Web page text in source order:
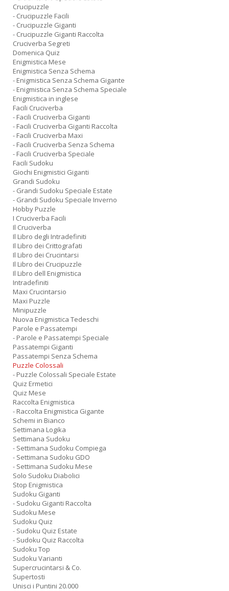
Crucipuzzle
- Crucipuzzle Facili
- Crucipuzzle Giganti
- Crucipuzzle Giganti Raccolta
Cruciverba Segreti
Domenica Quiz
Enigmistica Mese
Enigmistica Senza Schema
- Enigmistica Senza Schema Gigante
- Enigmistica Senza Schema Speciale
Enigmistica in inglese
Facili Cruciverba
- Facili Cruciverba Giganti
- Facili Cruciverba Giganti Raccolta
- Facili Cruciverba Maxi
- Facili Cruciverba Senza Schema
- Facili Cruciverba Speciale
Facili Sudoku
Giochi Enigmistici Giganti
Grandi Sudoku
- Grandi Sudoku Speciale Estate
- Grandi Sudoku Speciale Inverno
Hobby Puzzle
I Cruciverba Facili
Il Cruciverba
Il Libro degli Intradefiniti
Il Libro dei Crittografati
Il Libro dei Crucintarsi
Il Libro dei Crucipuzzle
Il Libro dell Enigmistica
Intradefiniti
Maxi Crucintarsio
Maxi Puzzle
Minipuzzle
Nuova Enigmistica Tedeschi
Parole e Passatempi
- Parole e Passatempi Speciale
Passatempi Giganti
Passatempi Senza Schema
Puzzle Colossali
- Puzzle Colossali Speciale Estate
Quiz Ermetici
Quiz Mese
Raccolta Enigmistica
- Raccolta Enigmistica Gigante
Schemi in Bianco
Settimana Logika
Settimana Sudoku
- Settimana Sudoku Compiega
- Settimana Sudoku GDO
- Settimana Sudoku Mese
Solo Sudoku Diabolici
Stop Enigmistica
Sudoku Giganti
- Sudoku Giganti Raccolta
Sudoku Mese
Sudoku Quiz
- Sudoku Quiz Estate
- Sudoku Quiz Raccolta
Sudoku Top
Sudoku Varianti
Supercrucintarsi & Co.
Supertosti
Unisci i Puntini 20.000